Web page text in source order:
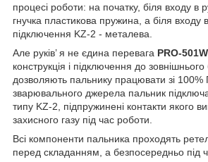
процесі роботи: на початку, біля входу в
гнучка пластикова пружина, а біля входу
підключення KZ-2 - металева.
Але руків’ я не єдина перевага PRO-501W
конструкція і підключення до
дозволяють пальнику працювати зі
зварювального джерела пальник
типу KZ-2, підпружинені контакти якого
захисного газу під час роботи.
Всі компоненти пальника проходять
перед складанням, а безпосередньо під